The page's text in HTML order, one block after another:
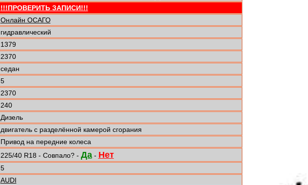
!!!ПРОВЕРИТЬ ЗАПИСИ!!!
Онлайн ОСАГО
гидравлический
1379
2370
седан
5
2370
240
Дизель
двигатель с разделённой камерой сгорания
Привод на передние колеса
225/40 R18 - Совпало? - Да- Нет
5
AUDI